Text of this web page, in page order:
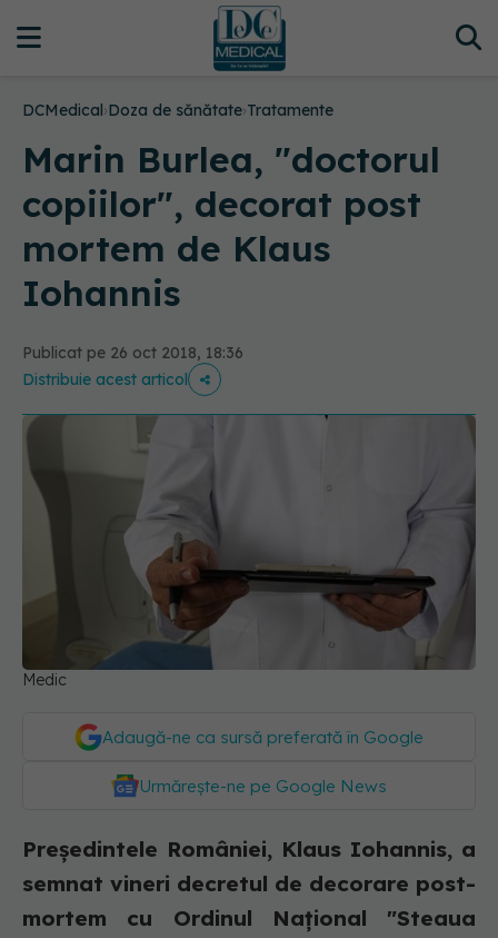
DCMedical›Doza de sănătate›Tratamente
Marin Burlea, "doctorul
copiilor", decorat post
mortem de Klaus
Iohannis
Publicat pe 26 oct 2018, 18:36
Distribuie acest articol
Medic
Adaugă-ne ca sursă preferată în Google
Urmărește-ne pe Google News
Preşedintele României, Klaus Iohannis, a
semnat vineri decretul de decorare post-
mortem cu Ordinul Naţional "Steaua